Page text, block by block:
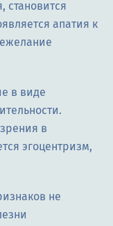
становится
апатия к
в виде
в
эгоцентризм,
не